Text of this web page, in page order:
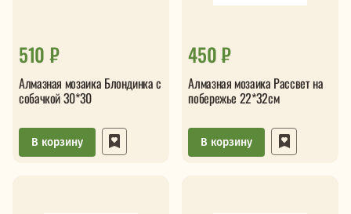
510 ₽
Алмазная мозаика Блондинка с
собачкой 30*30
В корзину
450 ₽
Алмазная мозаика Рассвет на
побережье 22*32см
В корзину